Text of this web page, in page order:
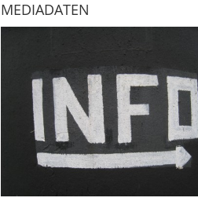
MEDIADATEN